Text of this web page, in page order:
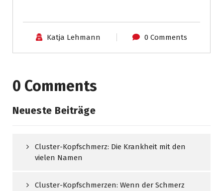
Katja Lehmann 0 Comments
0 Comments
Neueste Beiträge
Cluster-Kopfschmerz: Die Krankheit mit den
vielen Namen
Cluster-Kopfschmerzen: Wenn der Schmerz